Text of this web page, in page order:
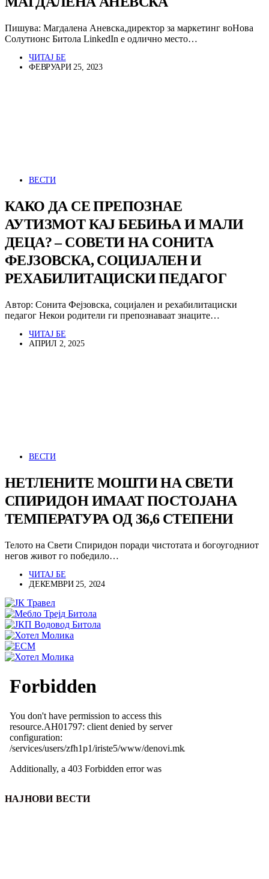
Пишува: Магдалена Аневска,директор за маркетинг воНова
Солутионс Битола LinkedIn е одлично место…
ЧИТАЈ БЕ
ФЕВРУАРИ 25, 2023
ВЕСТИ
КАКО ДА СЕ ПРЕПОЗНАЕ
АУТИЗМОТ КАЈ БЕБИЊА И МАЛИ
ДЕЦА? – СОВЕТИ НА СОНИТА
ФЕЈЗОВСКА, СОЦИЈАЛЕН И
РЕХАБИЛИТАЦИСКИ ПЕДАГОГ
Автор: Сонита Фејзовска, социјален и рехабилитациски
педагог Некои родители ги препознаваат знаците…
ЧИТАЈ БЕ
АПРИЛ 2, 2025
ВЕСТИ
НЕТЛЕНИТЕ МОШТИ НА СВЕТИ
СПИРИДОН ИМААТ ПОСТОЈАНА
ТЕМПЕРАТУРА ОД 36,6 СТЕПЕНИ
Телото на Свети Спиридон поради чистотата и богоугодниот
негов живот го победило…
ЧИТАЈ БЕ
ДЕКЕМВРИ 25, 2024
НАЈНОВИ ВЕСТИ